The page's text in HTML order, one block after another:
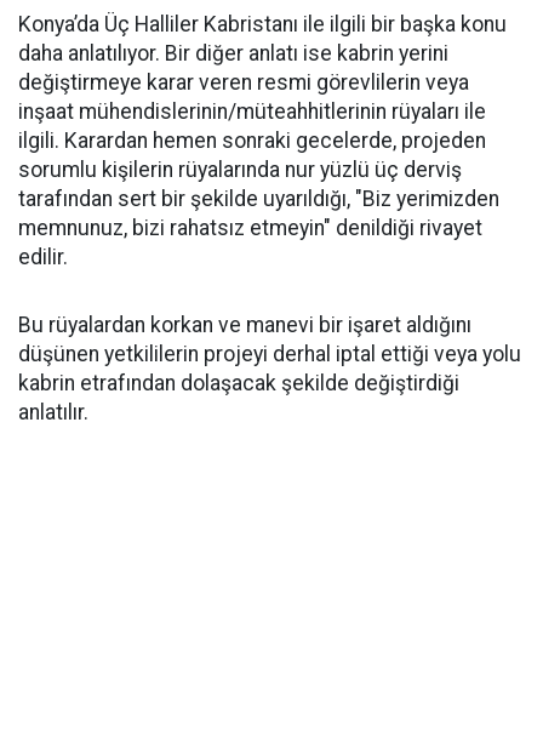
Konya’da Üç Halliler Kabristanı ile ilgili bir başka konu
daha anlatılıyor. Bir diğer anlatı ise kabrin yerini
değiştirmeye karar veren resmi görevlilerin veya
inşaat mühendislerinin/müteahhitlerinin rüyaları ile
ilgili. Karardan hemen sonraki gecelerde, projeden
sorumlu kişilerin rüyalarında nur yüzlü üç derviş
tarafından sert bir şekilde uyarıldığı, "Biz yerimizden
memnunuz, bizi rahatsız etmeyin" denildiği rivayet
edilir.
Bu rüyalardan korkan ve manevi bir işaret aldığını
düşünen yetkililerin projeyi derhal iptal ettiği veya yolu
kabrin etrafından dolaşacak şekilde değiştirdiği
anlatılır.